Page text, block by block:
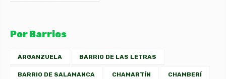
Por Barrios
ARGANZUELA BARRIO DE LAS LETRAS
BARRIO DE SALAMANCA CHAMARTÍN CHAMBERÍ